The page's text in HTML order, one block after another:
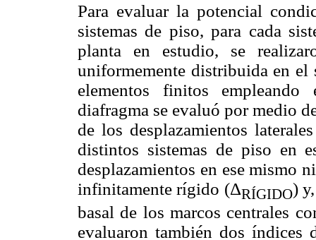
Para evaluar la potencial
sistemas de piso, para cada
planta en estudio, se
uniformemente distribuida en el
elementos finitos
diafragma se evaluó por medio
de los desplazamientos
distintos sistemas de piso en
desplazamientos en ese mismo
infinitamente rígido (ΔRÍGIDO)
basal de los marcos centrales
evaluaron también dos